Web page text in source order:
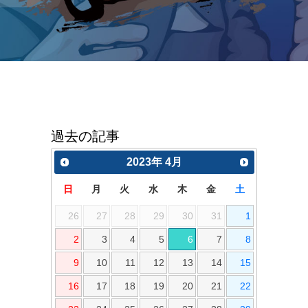
過去の記事
2023年 4月
日 月 火 水 木 金 土
26 27 28 29 30 31 1
2 3 4 5 6 7 8
9 10 11 12 13 14 15
16 17 18 19 20 21 22